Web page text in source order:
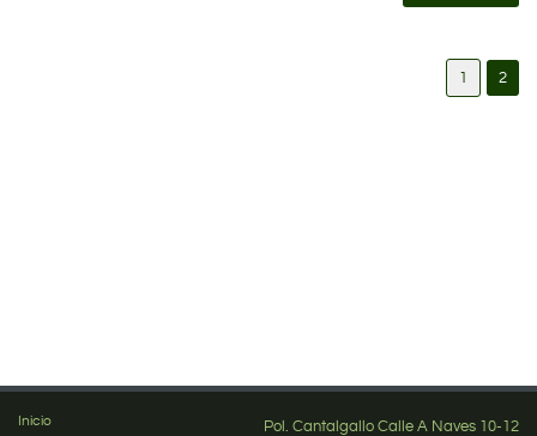
1 2
Inicio
Pol. Cantalgallo Calle A Naves 10-12